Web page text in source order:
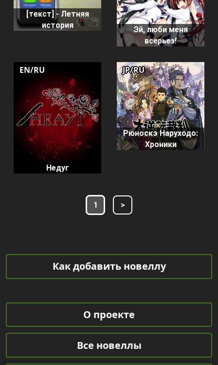
[текст] - Летняя
история
Эй, люби меня
всерьез!
Недуг
EN/RU
Рюноскэ Наруходо:
Хроники
JP/RU
1 >
Как добавить новеллу
О проекте
Все новеллы